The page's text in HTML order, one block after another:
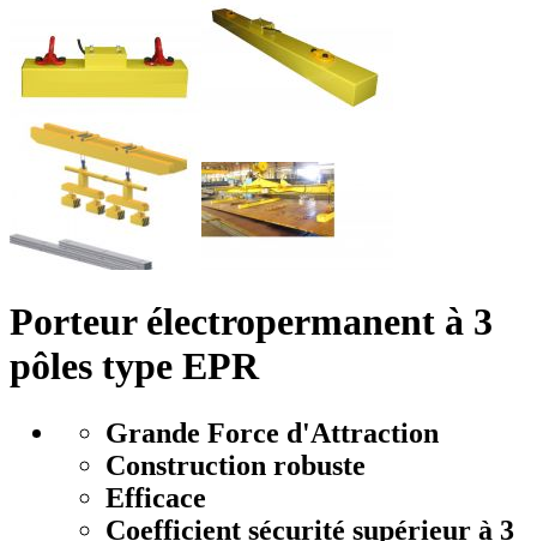
Porteur électropermanent à 3
pôles type EPR
Grande Force d'Attraction
Construction robuste
Efficace
Coefficient sécurité supérieur à 3